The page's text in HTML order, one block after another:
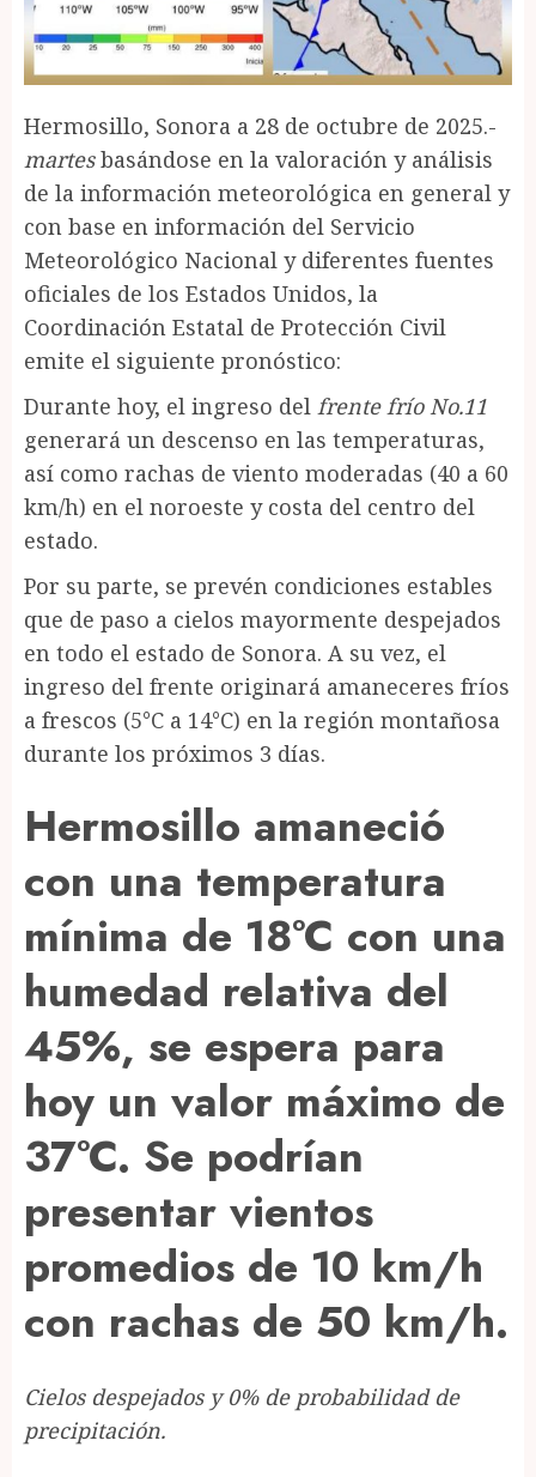
Hermosillo, Sonora a 28 de octubre de 2025.-
martesbasándose en la valoración y análisis
de la información meteorológica en general y
con base en información del Servicio
Meteorológico Nacional y diferentes fuentes
oficiales de los Estados Unidos, la
Coordinación Estatal de Protección Civil
emite el siguiente pronóstico:
Durante hoy, el ingreso del frente frío No.11
generará un descenso en las temperaturas,
así como rachas de viento moderadas (40 a 60
km/h) en el noroeste y costa del centro del
estado.
Por su parte, se prevén condiciones estables
que de paso a cielos mayormente despejados
en todo el estado de Sonora. A su vez, el
ingreso del frente originará amaneceres fríos
a frescos (5°C a 14°C) en la región montañosa
durante los próximos 3 días.
Hermosillo amaneció
con una temperatura
mínima de 18°C con una
humedad relativa del
45%, se espera para
hoy un valor máximo de
37°C. Se podrían
presentar vientos
promedios de 10 km/h
con rachas de 50 km/h.
Cielos despejados y 0% de probabilidad de
precipitación.